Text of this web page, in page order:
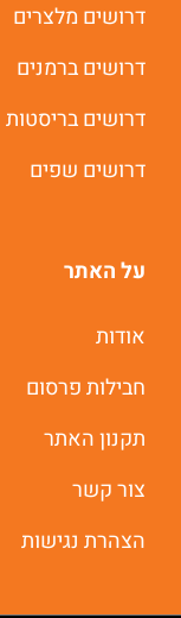
דרושים מלצרים
דרושים ברמנים
דרושים בריסטות
דרושים שפים
על האתר
אודות
חבילות פרסום
תקנון האתר
צור קשר
הצהרת נגישות